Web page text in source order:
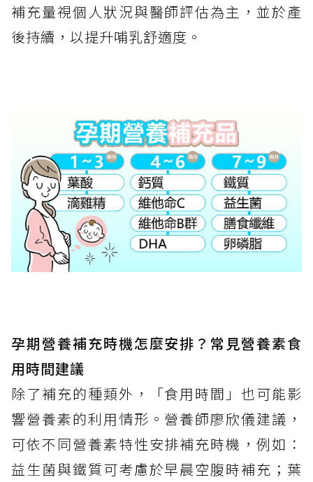
補充量視個人狀況與醫師評估為主，並於產
後持續，以提升哺乳舒適度。
孕期營養補充時機怎麼安排？常見營養素食
用時間建議
除了補充的種類外，「食用時間」也可能影
響營養素的利用情形。營養師廖欣儀建議，
可依不同營養素特性安排補充時機，例如：
益生菌與鐵質可考慮於早晨空腹時補充；葉